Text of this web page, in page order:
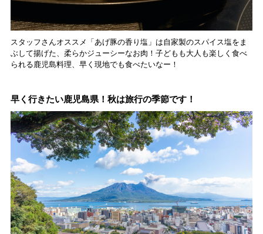
スタッフさんオススメ「あげ豚の香り塩」は自家製のスパイス塩をま
ぶして揚げた、柔らかジューシーなお肉！子どもも大人も楽しく食べ
られる鹿児島料理、早く現地でも食べたいなー！
早く行きたい鹿児島県！秋は旅行の季節です！